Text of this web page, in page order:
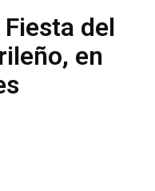
Fiesta del
en